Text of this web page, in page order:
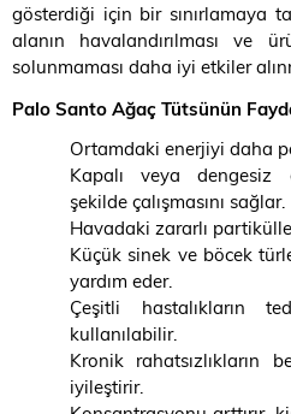
gösterdiği için bir sınırlamaya
alanın havalandırılması ve
solunmaması daha iyi etkiler
Palo Santo Ağaç Tütsünün
Ortamdaki enerjiyi daha
Kapalı veya dengesiz
şekilde çalışmasını sağlar.
Havadaki zararlı
Küçük sinek ve böcek
yardım eder.
Çeşitli hastalıkların
kullanılabilir.
Kronik rahatsızlıkların
iyileştirir.